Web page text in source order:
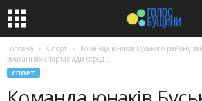
Головна Спорт
Команда юнаків Буського району
змаганнях спартакіади серед...
СПОРТ